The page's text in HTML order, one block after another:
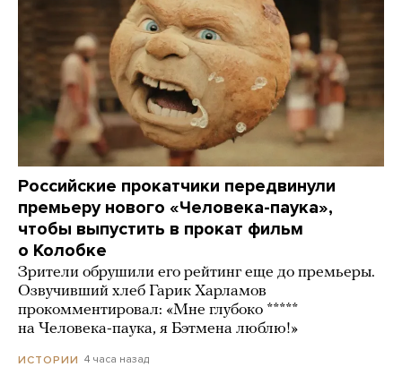
Российские прокатчики передвинули
премьеру нового «Человека-паука»,
чтобы выпустить в прокат фильм
о Колобке
Зрители обрушили его рейтинг еще до премьеры.
Озвучивший хлеб Гарик Харламов
прокомментировал: «Мне глубоко *****
на Человека-паука, я Бэтмена люблю!»
ИСТОРИИ 4 часа назад